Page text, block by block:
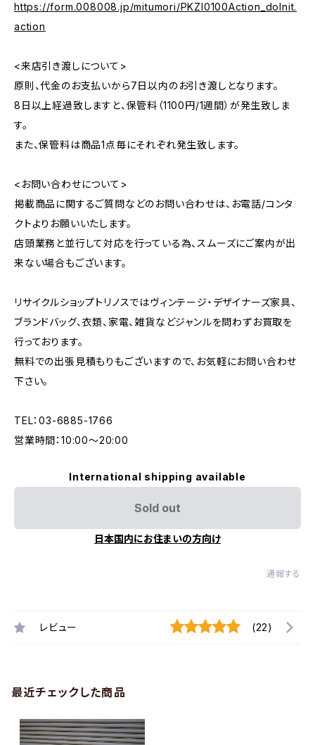
https://form.008008.jp/mitumori/PKZI0100Action_doInit.
action
<来店引き渡しについて>
原則、代金のお支払いから7日以内のお引き渡しとなります。
8日以上経過致しますと、保管料（1100円/1週間）が発生致しま
す。
また、保管料は商品1点毎にそれぞれ発生致します。
<お問い合わせについて>
掲載商品に関するご質問などのお問い合わせは、お電話/コンタ
クトよりお願いいたします。
店頭業務と並行して対応を行っている為、スムーズにご案内が出
来ない場合もございます。
リサイクルショップトリノスではヴィンテージ・デザイナーズ家具、
ブランドバッグ、衣類、家電、雑貨などジャンルを問わずお買取を
行っております。
無料での出張見積もりもございますので、お気軽にお問い合わせ
下さい。
TEL：03-6885-1766
営業時間：10:00〜20:00
International shipping available
Sold out
日本国内にお住まいの方向け
通報する
レビュー (22)
最近チェックした商品